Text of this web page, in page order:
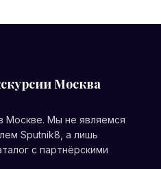
Москва
Москве. Мы не являемся
Sputnik8, а лишь
с партнёрскими